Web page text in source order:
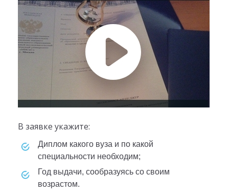
В заявке укажите:
диплом какого вуза и по какой
специальности необходим;
год выдачи, сообразуясь со своим
возрастом.